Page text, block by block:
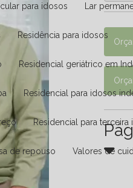
para idosos Lar
Residência para idosos
Residencial geriátrico em
Residencial para idosos
Residencial para terceira
de repouso Valores de